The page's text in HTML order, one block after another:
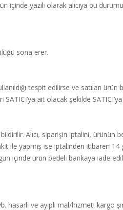
içinde yazılı olarak alıcıya bu
sona erer.
tespit edilirse ve satılan
ait olacak şekilde
Alıcı, siparişin iptalini, ürünün
ile yapmış ise iptalinden itibaren 14
içinde ürün bedeli bankaya iade
hasarlı ve ayıplı mal/hizmeti kargo